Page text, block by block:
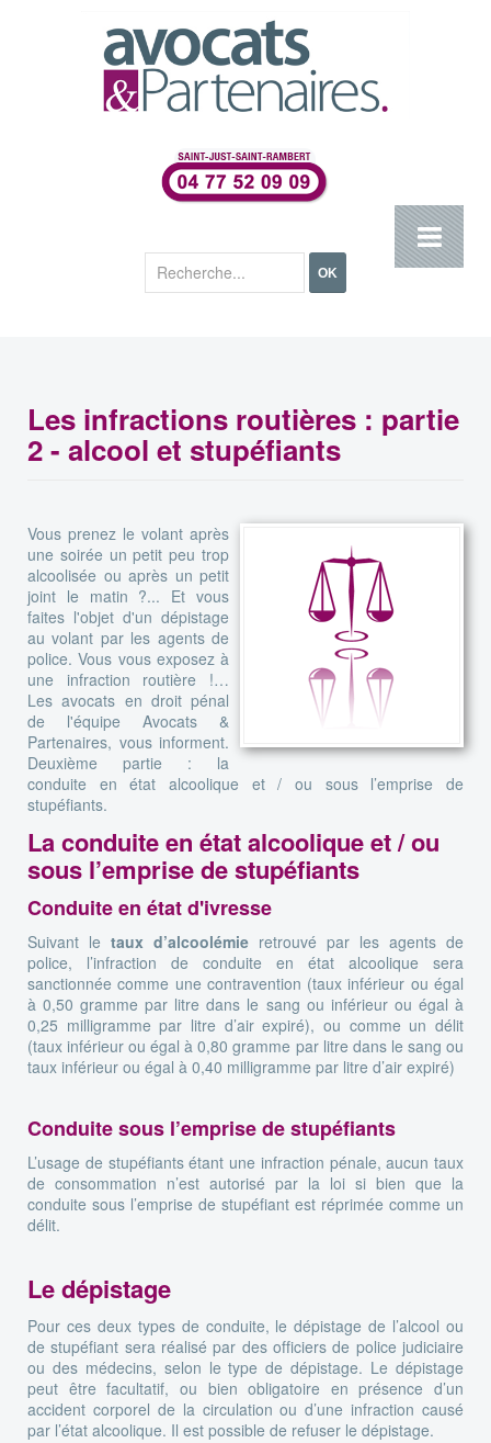
OK
Les infractions routières : partie
2 - alcool et stupéfiants
Vous prenez le volant après
une soirée un petit peu trop
alcoolisée ou après un petit
joint le matin ?... Et vous
faites l'objet d'un dépistage
au volant par les agents de
police. Vous vous exposez à
une infraction routière !…
Les avocats en droit pénal
de l'équipe Avocats &
Partenaires, vous informent.
Deuxième partie : la
conduite en état alcoolique et / ou sous l’emprise de
stupéfiants.
La conduite en état alcoolique et / ou
sous l’emprise de stupéfiants
Conduite en état d'ivresse
Suivant le taux d’alcoolémie retrouvé par les agents de
police, l’infraction de conduite en état alcoolique sera
sanctionnée comme une contravention (taux inférieur ou égal
à 0,50 gramme par litre dans le sang ou inférieur ou égal à
0,25 milligramme par litre d’air expiré), ou comme un délit
(taux inférieur ou égal à 0,80 gramme par litre dans le sang ou
taux inférieur ou égal à 0,40 milligramme par litre d’air expiré)
Conduite sous l’emprise de stupéfiants
L’usage de stupéfiants étant une infraction pénale, aucun taux
de consommation n’est autorisé par la loi si bien que la
conduite sous l’emprise de stupéfiant est réprimée comme un
délit.
Le dépistage
Pour ces deux types de conduite, le dépistage de l’alcool ou
de stupéfiant sera réalisé par des officiers de police judiciaire
ou des médecins, selon le type de dépistage. Le dépistage
peut être facultatif, ou bien obligatoire en présence d’un
accident corporel de la circulation ou d’une infraction causé
par l’état alcoolique. Il est possible de refuser le dépistage.